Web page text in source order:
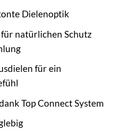
Dielenoptik
natürlichen Schutz
für ein
Top Connect System